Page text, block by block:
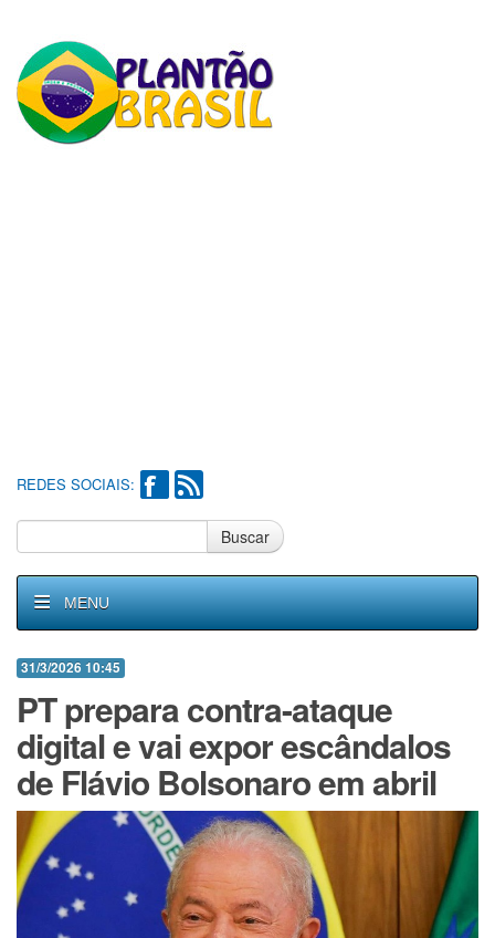
REDES SOCIAIS:
Buscar
MENU
31/3/2026 10:45
PT prepara contra-ataque
digital e vai expor escândalos
de Flávio Bolsonaro em abril